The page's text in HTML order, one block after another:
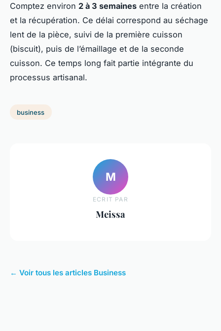
Comptez environ 2 à 3 semaines entre la création
et la récupération. Ce délai correspond au séchage
lent de la pièce, suivi de la première cuisson
(biscuit), puis de l’émaillage et de la seconde
cuisson. Ce temps long fait partie intégrante du
processus artisanal.
business
M
ECRIT PAR
Meissa
← Voir tous les articles Business